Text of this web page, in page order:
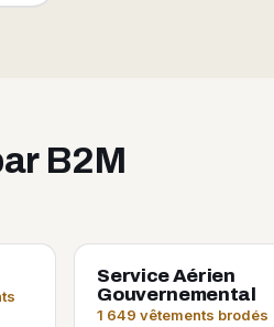
B2M
Service Aérien
Gouvernemental
1 649 vêtements brodés